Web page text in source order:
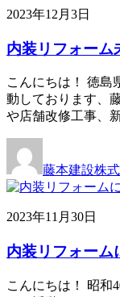
2023年12月3日
内装リフォーム
こんにちは！ 徳島
動しております、
や店舗改修工事、
藤本建設株
2023年11月30日
内装リフォーム
こんにちは！ 昭和